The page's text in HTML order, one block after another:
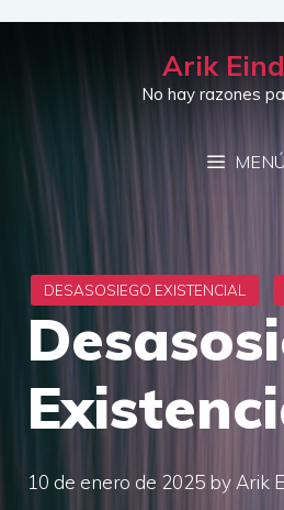
Saltar
Arik
No hay razones
MENÚ
10 de enero de 2025 by Arik